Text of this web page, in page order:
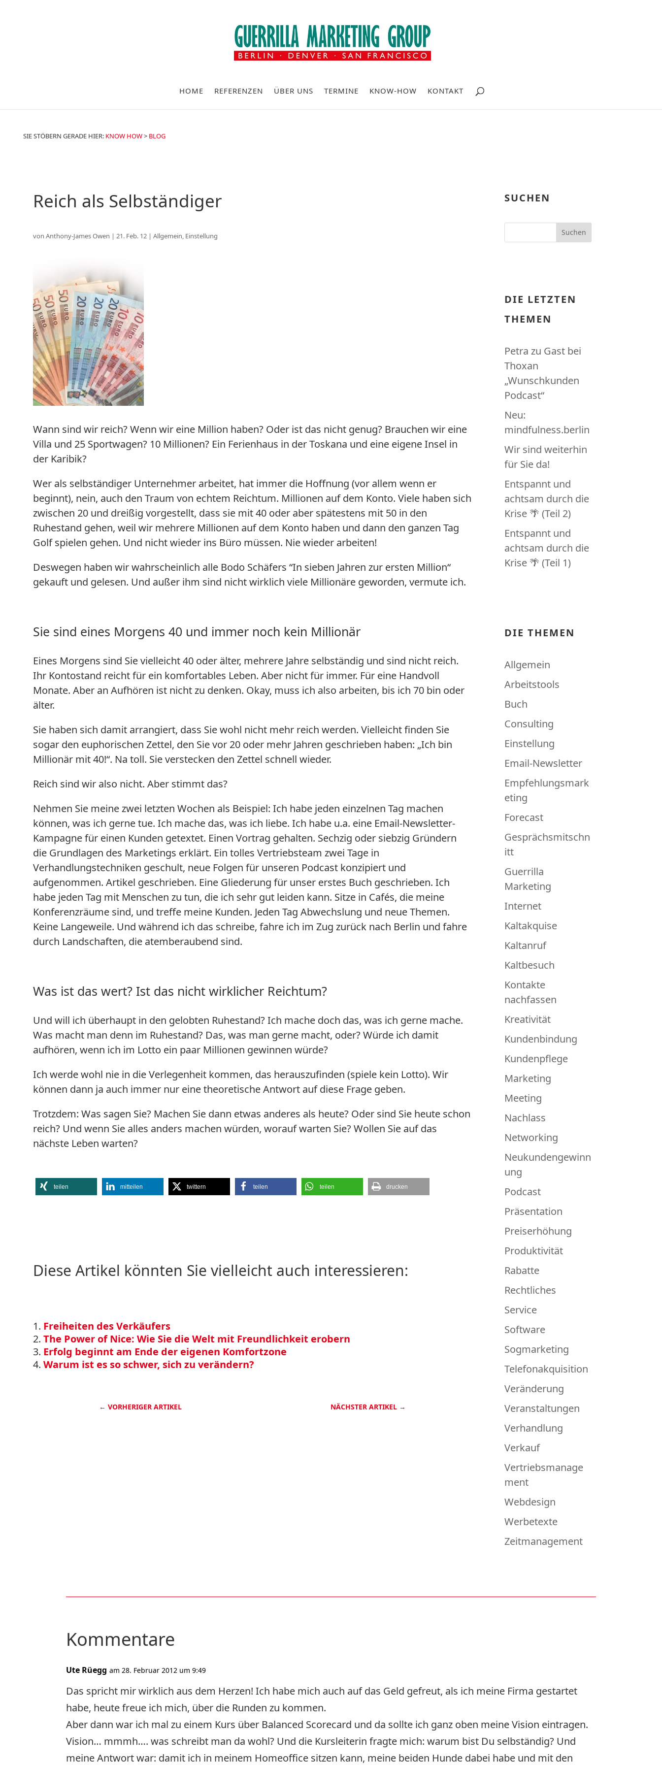
HOME REFERENZEN ÜBER UNS TERMINE KNOW-HOW KONTAKT
SIE STÖBERN GERADE HIER: KNOW HOW> BLOG
Reich als Selbständiger
vonAnthony-James Owen |21. Feb. 12 |Allgemein, Einstellung
Wann sind wir reich? Wenn wir eine Million haben? Oder ist das nicht genug? Brauchen wir eine
Villa und 25 Sportwagen? 10 Millionen? Ein Ferienhaus in der Toskana und eine eigene Insel in
der Karibik?
Wer als selbständiger Unternehmer arbeitet, hat immer die Hoffnung (vor allem wenn er
beginnt), nein, auch den Traum von echtem Reichtum. Millionen auf dem Konto. Viele haben sich
zwischen 20 und dreißig vorgestellt, dass sie mit 40 oder aber spätestens mit 50 in den
Ruhestand gehen, weil wir mehrere Millionen auf dem Konto haben und dann den ganzen Tag
Golf spielen gehen. Und nicht wieder ins Büro müssen. Nie wieder arbeiten!
Deswegen haben wir wahrscheinlich alle Bodo Schäfers “In sieben Jahren zur ersten Million“
gekauft und gelesen. Und außer ihm sind nicht wirklich viele Millionäre geworden, vermute ich.
Sie sind eines Morgens 40 und immer noch kein Millionär
Eines Morgens sind Sie vielleicht 40 oder älter, mehrere Jahre selbständig und sind nicht reich.
Ihr Kontostand reicht für ein komfortables Leben. Aber nicht für immer. Für eine Handvoll
Monate. Aber an Aufhören ist nicht zu denken. Okay, muss ich also arbeiten, bis ich 70 bin oder
älter.
Sie haben sich damit arrangiert, dass Sie wohl nicht mehr reich werden. Vielleicht finden Sie
sogar den euphorischen Zettel, den Sie vor 20 oder mehr Jahren geschrieben haben: „Ich bin
Millionär mit 40!“. Na toll. Sie verstecken den Zettel schnell wieder.
Reich sind wir also nicht. Aber stimmt das?
Nehmen Sie meine zwei letzten Wochen als Beispiel: Ich habe jeden einzelnen Tag machen
können, was ich gerne tue. Ich mache das, was ich liebe. Ich habe u.a. eine Email-Newsletter-
Kampagne für einen Kunden getextet. Einen Vortrag gehalten. Sechzig oder siebzig Gründern
die Grundlagen des Marketings erklärt. Ein tolles Vertriebsteam zwei Tage in
Verhandlungstechniken geschult, neue Folgen für unseren Podcast konzipiert und
aufgenommen. Artikel geschrieben. Eine Gliederung für unser erstes Buch geschrieben. Ich
habe jeden Tag mit Menschen zu tun, die ich sehr gut leiden kann. Sitze in Cafés, die meine
Konferenzräume sind, und treffe meine Kunden. Jeden Tag Abwechslung und neue Themen.
Keine Langeweile. Und während ich das schreibe, fahre ich im Zug zurück nach Berlin und fahre
durch Landschaften, die atemberaubend sind.
Was ist das wert? Ist das nicht wirklicher Reichtum?
Und will ich überhaupt in den gelobten Ruhestand? Ich mache doch das, was ich gerne mache.
Was macht man denn im Ruhestand? Das, was man gerne macht, oder? Würde ich damit
aufhören, wenn ich im Lotto ein paar Millionen gewinnen würde?
Ich werde wohl nie in die Verlegenheit kommen, das herauszufinden (spiele kein Lotto). Wir
können dann ja auch immer nur eine theoretische Antwort auf diese Frage geben.
Trotzdem: Was sagen Sie? Machen Sie dann etwas anderes als heute? Oder sind Sie heute schon
reich? Und wenn Sie alles anders machen würden, worauf warten Sie? Wollen Sie auf das
nächste Leben warten?
teilen mitteilen twittern teilen teilen drucken
Diese Artikel könnten Sie vielleicht auch interessieren:
Freiheiten des Verkäufers
The Power of Nice: Wie Sie die Welt mit Freundlichkeit erobern
Erfolg beginnt am Ende der eigenen Komfortzone
Warum ist es so schwer, sich zu verändern?
← VORHERIGER ARTIKEL NÄCHSTER ARTIKEL →
SUCHEN
DIE LETZTEN
THEMEN
Petra zu Gast bei
Thoxan
„Wunschkunden
Podcast“
Neu:
mindfulness.berlin
Wir sind weiterhin
für Sie da!
Entspannt und
achtsam durch die
Krise 🌴 (Teil 2)
Entspannt und
achtsam durch die
Krise 🌴 (Teil 1)
DIE THEMEN
Allgemein
Arbeitstools
Buch
Consulting
Einstellung
Email-Newsletter
Empfehlungsmark
eting
Forecast
Gesprächsmitschn
itt
Guerrilla
Marketing
Internet
Kaltakquise
Kaltanruf
Kaltbesuch
Kontakte
nachfassen
Kreativität
Kundenbindung
Kundenpflege
Marketing
Meeting
Nachlass
Networking
Neukundengewinn
ung
Podcast
Präsentation
Preiserhöhung
Produktivität
Rabatte
Rechtliches
Service
Software
Sogmarketing
Telefonakquisition
Veränderung
Veranstaltungen
Verhandlung
Verkauf
Vertriebsmanage
ment
Webdesign
Werbetexte
Zeitmanagement
Kommentare
Ute Rüegg am 28. Februar 2012 um 9:49
Das spricht mir wirklich aus dem Herzen! Ich habe mich auch auf das Geld gefreut, als ich meine Firma gestartet
habe, heute freue ich mich, über die Runden zu kommen.
Aber dann war ich mal zu einem Kurs über Balanced Scorecard und da sollte ich ganz oben meine Vision eintragen.
Vision… mmmh…. was schreibt man da wohl? Und die Kursleiterin fragte mich: warum bist Du selbständig? Und
meine Antwort war: damit ich in meinem Homeoffice sitzen kann, meine beiden Hunde dabei habe und mit den